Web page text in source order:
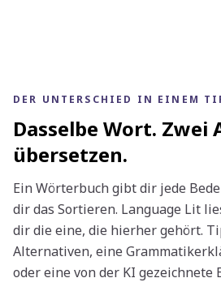
DER UNTERSCHIED IN EINEM
Dasselbe Wort. Zwei
übersetzen.
Ein Wörterbuch gibt dir jede
dir das Sortieren. Language Lit
dir die eine, die hierher gehört.
Alternativen, eine
oder eine von der KI gezeichnete